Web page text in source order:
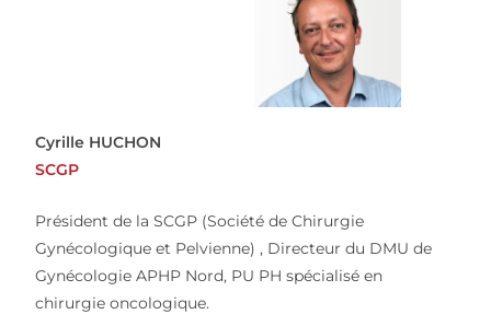
Cyrille HUCHON
SCGP
Président de la SCGP (Société de Chirurgie
Gynécologique et Pelvienne) , Directeur du DMU de
Gynécologie APHP Nord, PU PH spécialisé en
chirurgie oncologique.